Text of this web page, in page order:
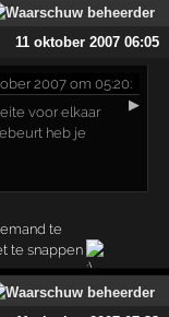
11 oktober 2007 06:05
2007 om 05:20:
▶
voor elkaar
heb je
te
te snappen